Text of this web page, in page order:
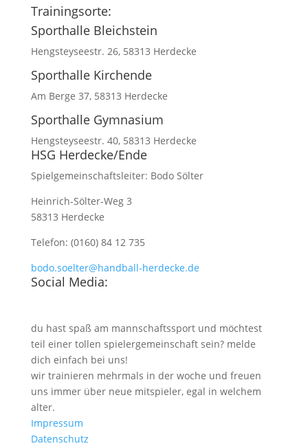
Trainingsorte:
Sporthalle Bleichstein
Hengsteyseestr. 26, 58313 Herdecke
Sporthalle Kirchende
Am Berge 37, 58313 Herdecke
Sporthalle Gymnasium
Hengsteyseestr. 40, 58313 Herdecke
HSG Herdecke/Ende
Spielgemeinschaftsleiter: Bodo Sölter
Heinrich-Sölter-Weg 3
58313 Herdecke
Telefon: (0160) 84 12 735
bodo.soelter@handball-herdecke.de
Social Media:
du hast spaß am mannschaftssport und möchtest
teil einer tollen spielergemeinschaft sein? melde
dich einfach bei uns!
wir trainieren mehrmals in der woche und freuen
uns immer über neue mitspieler, egal in welchem
alter.
Impressum
Datenschutz